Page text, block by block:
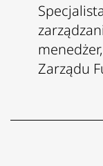
Zarządu